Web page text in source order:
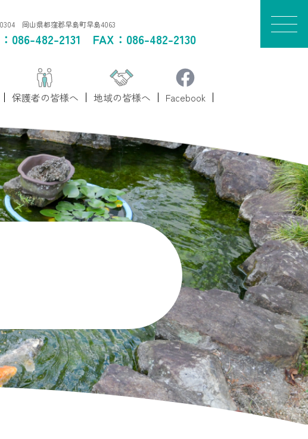
岡山県都窪郡早島町早島4063
086-482-2131 FAX：086-482-2130
保護者の皆様へ 地域の皆様へ Facebook